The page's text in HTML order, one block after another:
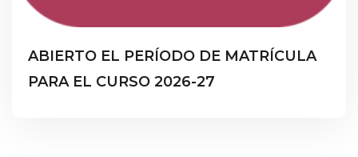
ABIERTO EL PERÍODO DE MATRÍCULA
PARA EL CURSO 2026-27